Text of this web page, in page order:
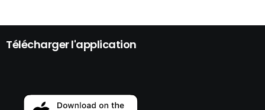
Télécharger l'application